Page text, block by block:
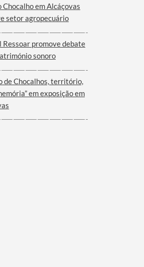
Chocalho em Alcáçovas
setor agropecuário
Ressoar promove debate
sonoro
de Chocalhos, território,
em exposição em